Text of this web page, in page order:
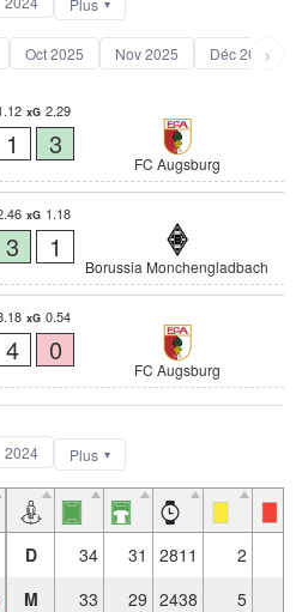
Oct 2025 Nov 2025 Déc 2025›
xG 2.29
1 3
FC Augsburg
xG 1.18
3 1
Borussia Monchengladbach
xG 0.54
4 0
FC Augsburg
2024 Plus
D 34 31 2811
2
M 33 29 2438
5